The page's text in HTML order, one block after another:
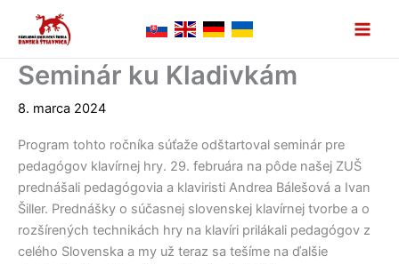
Seminár ku Kladivkám
8. marca 2024
Program tohto ročníka súťaže odštartoval seminár pre
pedagógov klavírnej hry. 29. februára na pôde našej ZUŠ
prednášali pedagógovia a klaviristi Andrea Bálešová a Ivan
Šiller. Prednášky o súčasnej slovenskej klavírnej tvorbe a o
rozšírených technikách hry na klavíri prilákali pedagógov z
celého Slovenska a my už teraz sa tešíme na ďalšie